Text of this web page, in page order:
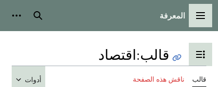
القائمة الرئيسية
المعرفة بحث
تبديل عرض جدول المحتويات
قالب:اقتصاد
ناقش هذه الصفحة أدوات